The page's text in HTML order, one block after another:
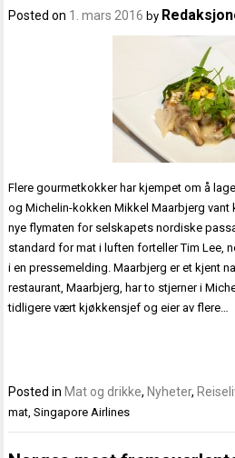
Posted on 1. mars 2016 by
Flere gourmetkokker har kjempet om å
og Michelin-kokken Mikkel Maarbjerg vant
nye flymaten for selskapets nordiske
standard for mat i luften forteller Tim Lee,
i en pressemelding. Maarbjerg er et kjent
restaurant, Maarbjerg, har to stjerner i
tidligere vært kjøkkensjef og eier av flere…
Posted in Mat og drikke, Nyheter,
mat,Singapore Airlines